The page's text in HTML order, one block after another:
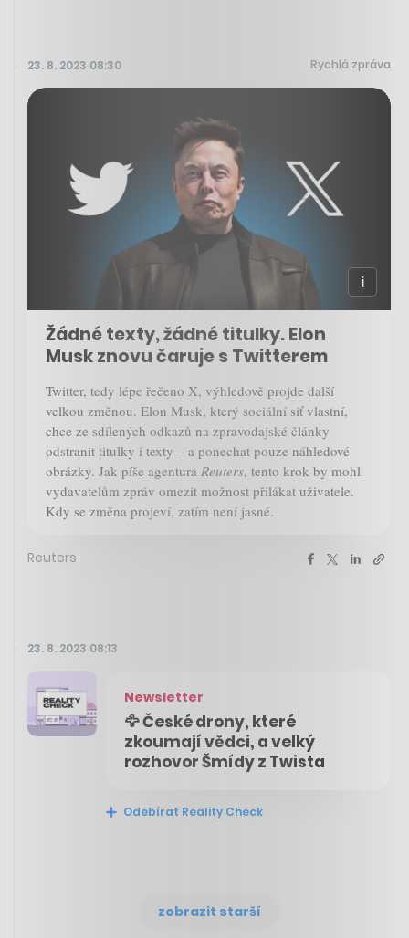
23. 8. 2023 08:30 Rychlá zpráva
Žádné texty, žádné titulky. Elon
Musk znovu čaruje s Twitterem
Twitter, tedy lépe řečeno X, výhledově projde další
velkou změnou. Elon Musk, který sociální síť vlastní,
chce ze sdílených odkazů na zpravodajské články
odstranit titulky i texty – a ponechat pouze náhledové
obrázky. Jak píše agentura Reuters, tento krok by mohl
vydavatelům zpráv omezit možnost přilákat uživatele.
Kdy se změna projeví, zatím není jasné.
Reuters
23. 8. 2023 08:13
Newsletter
🦅 České drony, které
zkoumají vědci, a velký
rozhovor Šmídy z Twista
Odebírat Reality Check
zobrazit starší